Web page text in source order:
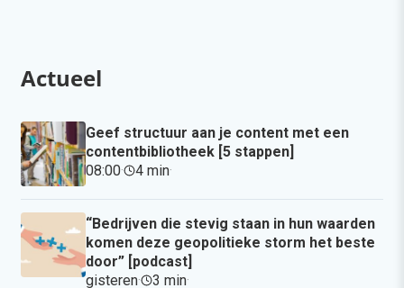
Actueel
Geef structuur aan je content met een
contentbibliotheek [5 stappen]
08:00· 4 min·
“Bedrijven die stevig staan in hun waarden
komen deze geopolitieke storm het beste
door” [podcast]
gisteren· 3 min·